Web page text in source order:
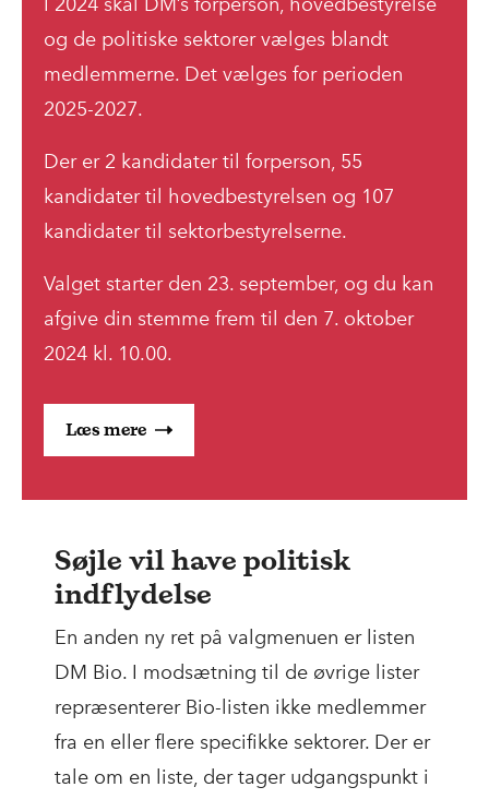
og de politiske sektorer vælges blandt
medlemmerne. Det vælges for perioden
2025-2027.
Der er 2 kandidater til forperson, 55
kandidater til hovedbestyrelsen og 107
kandidater til sektorbestyrelserne.
Valget starter den 23. september, og du kan
afgive din stemme frem til den 7. oktober
2024 kl. 10.00.
Læs mere
Søjle vil have politisk
indflydelse
En anden ny ret på valgmenuen er listen
DM Bio. I modsætning til de øvrige lister
repræsenterer Bio-listen ikke medlemmer
fra en eller flere specifikke sektorer. Der er
tale om en liste, der tager udgangspunkt i